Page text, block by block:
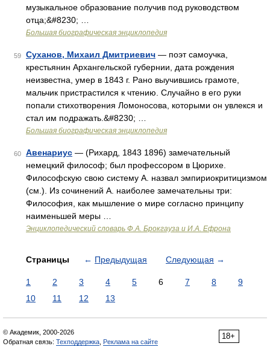
музыкальное образование получив под руководством
отца;&#8230; …
Большая биографическая энциклопедия
59 Суханов, Михаил Дмитриевич — поэт самоучка,
крестьянин Архангельской губернии, дата рождения
неизвестна, умер в 1843 г. Рано выучившись грамоте,
мальчик пристрастился к чтению. Случайно в его руки
попали стихотворения Ломоносова, которыми он увлекся и
стал им подражать.&#8230; …
Большая биографическая энциклопедия
60 Авенариус — (Рихард, 1843 1896) замечательный
немецкий философ; был профессором в Цюрихе.
Философскую свою систему А. назвал эмпириокритицизмом
(см.). Из сочинений А. наиболее замечательны три:
Философия, как мышление о мире согласно принципу
наименьшей меры …
Энциклопедический словарь Ф.А. Брокгауза и И.А. Ефрона
Страницы ← Предыдущая Следующая →
1 2 3 4 5 6 7 8
9
10
11 12 13
18+
© Академик, 2000-2026
Обратная связь: Техподдержка Реклама на сайте